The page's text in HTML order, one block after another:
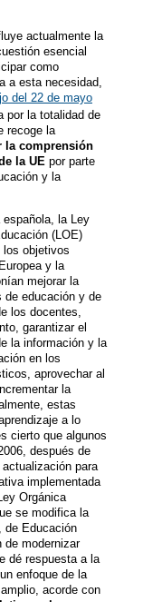
actualmente la
esencial
como
a esta necesidad,
del 22 de mayo
por la totalidad de
recoge la
la comprensión
la UE por parte
y la
la Ley
(LOE)
los objetivos
y la
mejorar la
educación y de
los docentes,
garantizar el
la información y la
en los
aprovechar al
la
estas
a lo
cierto que algunos
después de
para
implementada
Orgánica
se modifica la
de Educación
de modernizar
dé respuesta a la
enfoque de la
acorde con